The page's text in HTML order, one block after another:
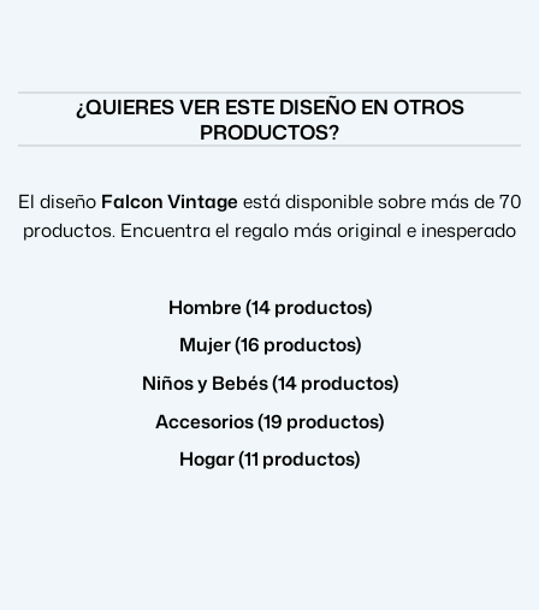
¿QUIERES VER ESTE DISEÑO EN OTROS
PRODUCTOS?
El diseño Falcon Vintage está disponible sobre más de 70
productos. Encuentra el regalo más original e inesperado
Hombre (14 productos)
Mujer (16 productos)
Niños y Bebés (14 productos)
Accesorios (19 productos)
Hogar (11 productos)